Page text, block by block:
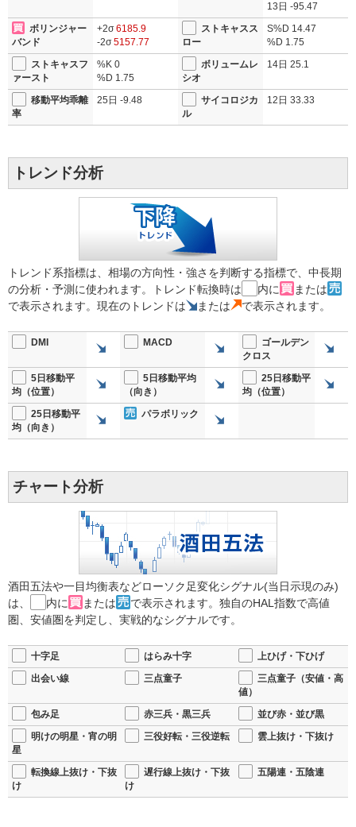
13日 -95.47
ボリンジャー
バンド
+2σ6185.9
-2σ5157.77
ストキャスス
ロー
S%D 14.47
%D 1.75
ストキャスフ
ァースト
%K 0
%D 1.75
ボリュームレ
シオ
14日 25.1
移動平均乖離
率
25日 -9.48
サイコロジカ
ル
12日 33.33
トレンド分析
トレンド系指標は、相場の方向性・強さを判断する指標で、中長期
の分析・予測に使われます。トレンド転換時は
内に
または
で表示されます。現在のトレンドは
または で表示されます。
DMI MACD
ゴールデン
クロス
5日移動平
均（位置）
5日移動平均
（向き）
25日移動平
均（位置）
25日移動平
均（向き）
パラボリック
チャート分析
酒田五法や一目均衡表などローソク足変化シグナル(当日示現のみ)
は、
内に または
で表示されます。独自のHAL指数で高値
圏、安値圏を判定し、実戦的なシグナルです。
十字足 はらみ十字
上ひげ・下ひげ
出会い線
三点童子
三点童子（安値・高
値）
包み足
赤三兵・黒三兵
並び赤・並び黒
明けの明星・宵の明
星
三役好転・三役逆転 雲上抜け・下抜け
転換線上抜け・下抜
け
遅行線上抜け・下抜
け
五陽連・五陰連